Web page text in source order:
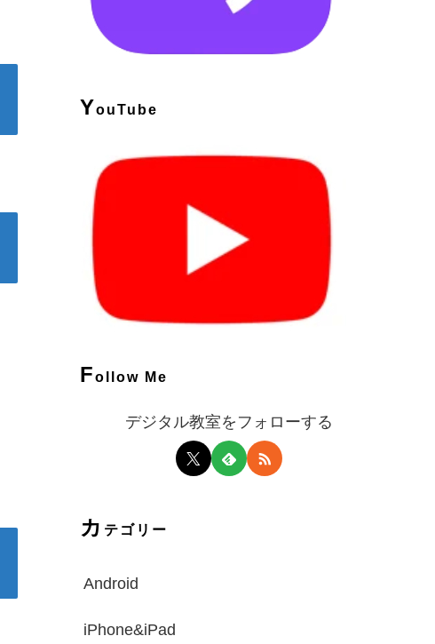
YouTube
Follow Me
デジタル教室をフォローする
カ テゴリー
Android
iPhone&iPad